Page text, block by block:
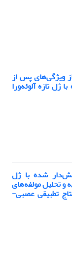
ویژگی‌های پس از
تازه آلوئه‌ورا
شده با ژل
و تحلیل مولفه‌های
تطبیقی عصبی-